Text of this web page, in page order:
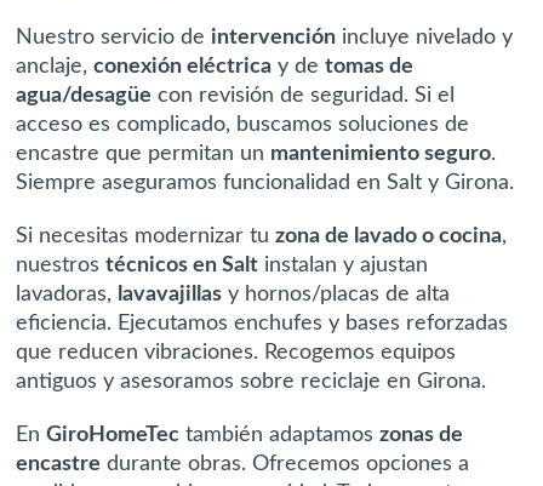
Nuestro servicio de intervención incluye nivelado y
anclaje,conexión eléctrica y detomas de
agua/desagüe con revisión de seguridad. Si el
acceso es complicado, buscamos soluciones de
encastre que permitan un mantenimiento seguro.
Siempre aseguramos funcionalidad en Salt y Girona.
Si necesitas modernizar tuzona de lavado o cocina,
nuestrostécnicos en Salt instalan y ajustan
lavadoras, lavavajillas y hornos/placas de alta
eficiencia. Ejecutamos enchufes y bases reforzadas
que reducen vibraciones. Recogemos equipos
antiguos y asesoramos sobre reciclaje en Girona.
EnGiroHomeTec también adaptamoszonas de
encastre durante obras. Ofrecemos opciones a